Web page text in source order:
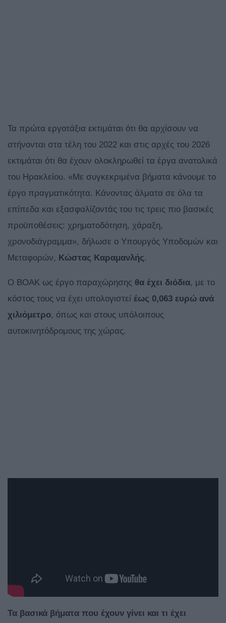
Τα πρώτα εργοτάξια εκτιμάται ότι θα αρχίσουν να
στήνονται στα τέλη του 2022 και στις αρχές του 2026
εκτιμάται ότι θα έχουν ολοκληρωθεί τα έργα ανατολικά
του Ηρακλείου. «Με συγκεκριμένα βήματα κάνουμε το
έργο πραγματικότητα. Κάνοντας άλματα σε όλα τα
επίπεδα και εξασφαλίζοντάς του τις τρεις πιο βασικές
προϋποθέσεις: χρηματοδότηση, χάραξη,
χρονοδιάγραμμα», δήλωσε ο Υπουργός Υποδομών και
Μεταφορών, Κώστας Καραμανλής.
Ο ΒΟΑΚ ως έργο παραχώρησης θα έχει διόδια, με το
κόστος τους να έχει υπολογιστεί έως 0,063 ευρώ ανά
χιλιόμετρο, όπως και στους υπόλοιπους
αυτοκινητόδρομους της χώρας.
Τα βασικά βήματα που έχουν γίνει και τι έχει